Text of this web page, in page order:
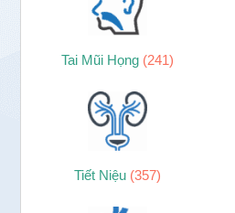
Tai Mũi Họng (241)
Tiết Niệu (357)